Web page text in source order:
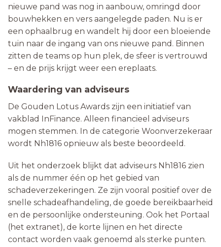
nieuwe pand was nog in aanbouw, omringd door
bouwhekken en vers aangelegde paden. Nu is er
een ophaalbrug en wandelt hij door een bloeiende
tuin naar de ingang van ons nieuwe pand. Binnen
zitten de teams op hun plek, de sfeer is vertrouwd
– en de prijs krijgt weer een ereplaats.
Waardering van adviseurs
De Gouden Lotus Awards zijn een initiatief van
vakblad InFinance. Alleen financieel adviseurs
mogen stemmen. In de categorie Woonverzekeraar
wordt Nh1816 opnieuw als beste beoordeeld.
Uit het onderzoek blijkt dat adviseurs Nh1816 zien
als de nummer één op het gebied van
schadeverzekeringen. Ze zijn vooral positief over de
snelle schadeafhandeling, de goede bereikbaarheid
en de persoonlijke ondersteuning. Ook het Portaal
(het extranet), de korte lijnen en het directe
contact worden vaak genoemd als sterke punten.